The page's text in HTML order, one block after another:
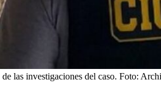
las investigaciones del caso. Foto: